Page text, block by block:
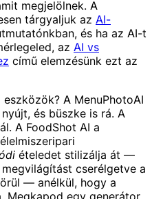
megjelölnek. A
tárgyaljuk az AI-
és ha az AI-t
az AI vs
című elemzésünk ezt az
A MenuPhotoAI
és büszke is rá. A
A FoodShot AI a
ételedet stilizálja át —
cserélgetve a
— anélkül, hogy a